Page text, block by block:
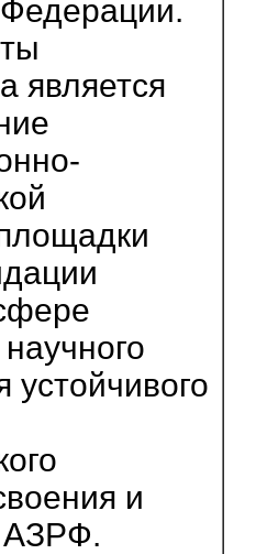
является
устойчивого
и
АЗРФ.